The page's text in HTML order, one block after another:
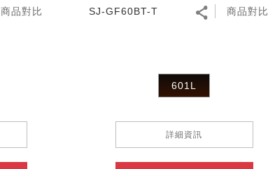
商品對比 SJ-GF60BT-T 商品對比
601L
詳細資訊